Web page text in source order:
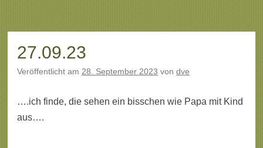
27.09.23
Veröffentlicht am 28. September 2023 von dve
….ich finde, die sehen ein bisschen wie Papa mit Kind
aus….